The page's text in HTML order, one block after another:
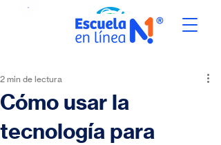
Cómo usar la
tecnología para
2 min de lectura